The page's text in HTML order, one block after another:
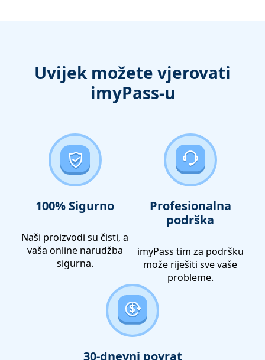
Uvijek možete vjerovati
imyPass-u
100% Sigurno
Naši proizvodi su čisti, a
vaša online narudžba
sigurna.
Profesionalna
podrška
imyPass tim za podršku
može riješiti sve vaše
probleme.
30-dnevni povrat